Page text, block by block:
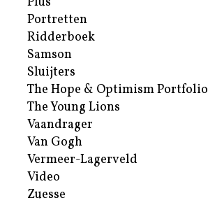
Portretten
Ridderboek
Samson
Sluijters
The Hope & Optimism Portfolio
The Young Lions
Vaandrager
Van Gogh
Vermeer-Lagerveld
Video
Zuesse